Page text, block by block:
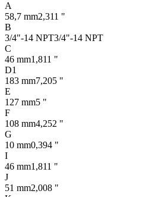
A
58,7 mm2,311 "
B
3/4"-14 NPT3/4"-14 NPT
C
46 mm1,811 "
D1
183 mm7,205 "
E
127 mm5 "
F
108 mm4,252 "
G
10 mm0,394 "
I
46 mm1,811 "
J
51 mm2,008 "